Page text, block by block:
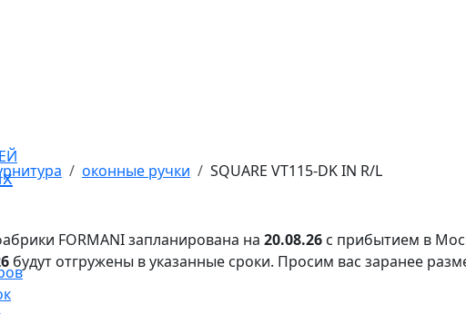
оконные ручки SQUARE VT115-DK IN R/L
FORMANI запланирована на 20.08.26 с прибытием в
будут отгружены в указанные сроки. Просим вас заранее